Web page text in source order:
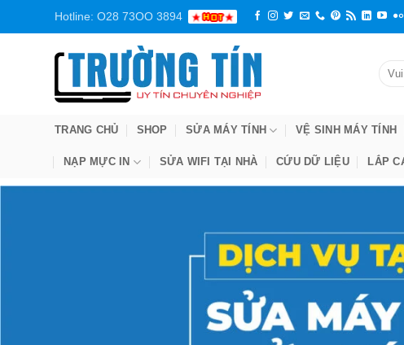
Hotline: O28 73OO 3894
TRANG CHỦ SHOP SỬA MÁY TÍNH VỆ SINH MÁY TÍNH
NẠP MỰC IN SỬA WIFI TẠI NHÀ CỨU DỮ LIỆU LẮP